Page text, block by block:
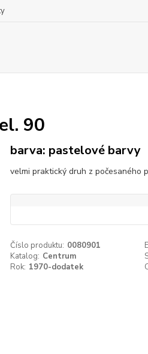
90
barva: pastelové barvy
velmi praktický druh z počesaného
Číslo produktu: 0080901
Katalog: Centrum
Rok: 1970-dodatek